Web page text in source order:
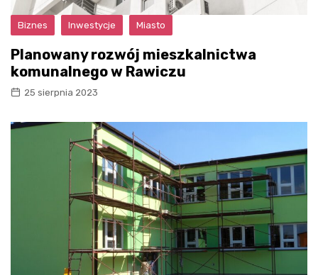
Biznes Inwestycje Miasto
Planowany rozwój mieszkalnictwa
komunalnego w Rawiczu
25 sierpnia 2023